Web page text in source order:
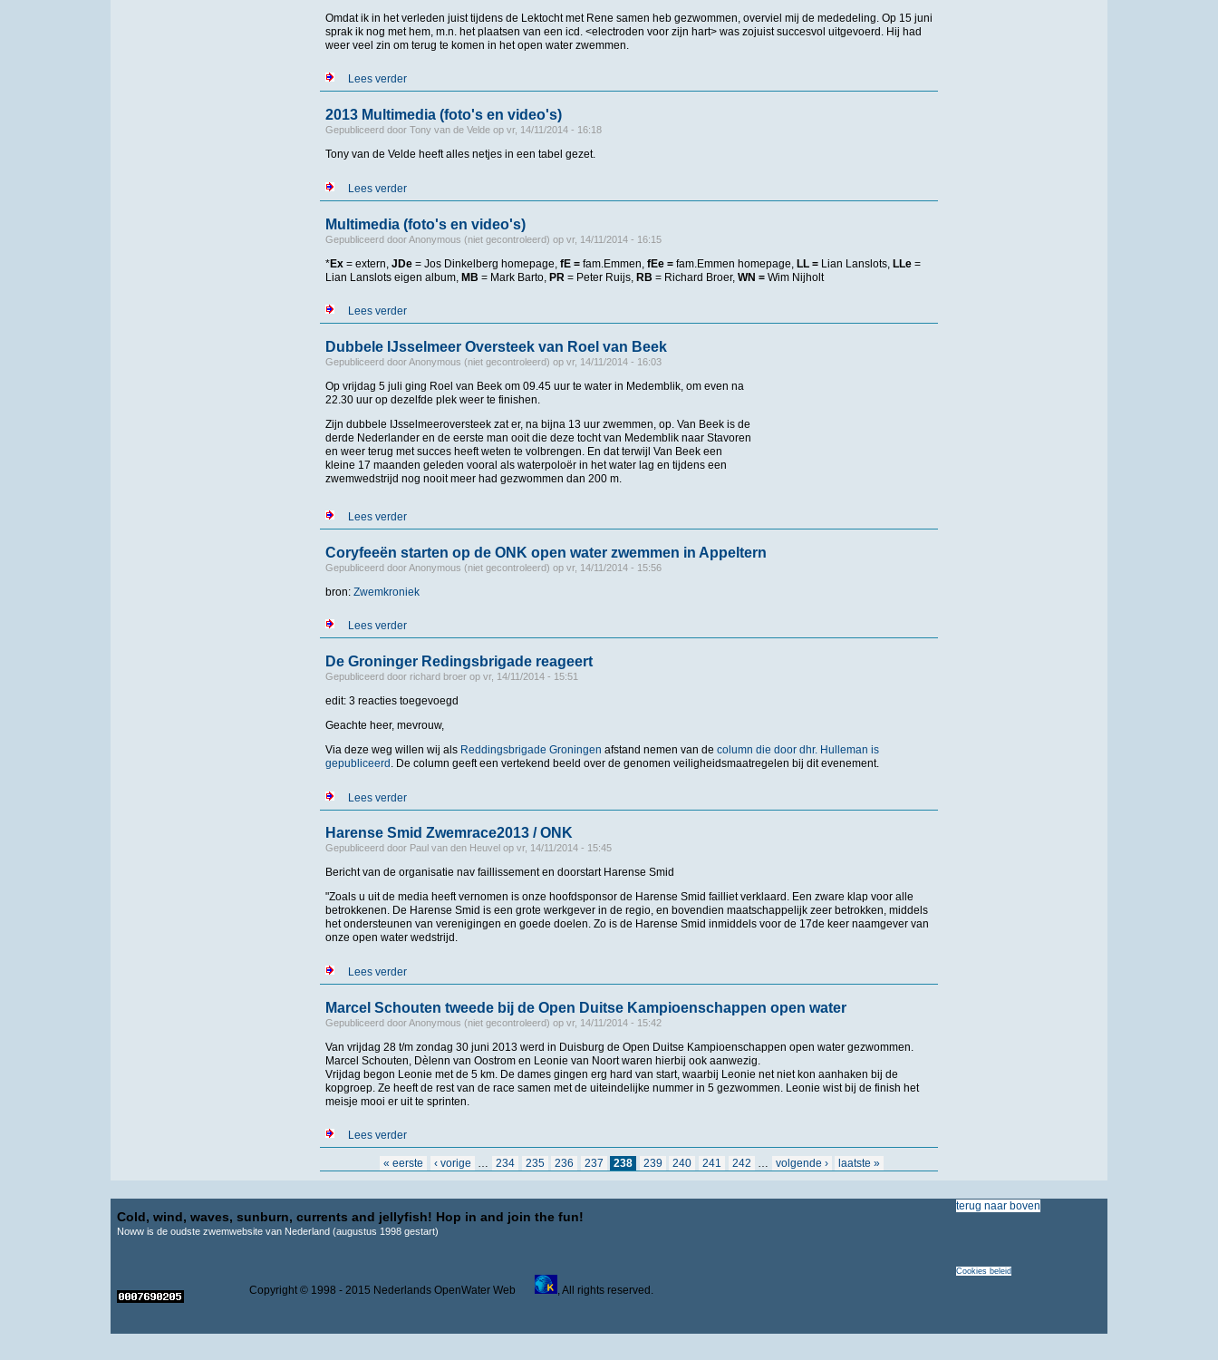
Omdat ik in het verleden juist tijdens de Lektocht met Rene samen heb gezwommen, overviel mij de mededeling. Op 15 juni
sprak ik nog met hem, m.n. het plaatsen van een icd. <electroden voor zijn hart> was zojuist succesvol uitgevoerd. Hij had
weer veel zin om terug te komen in het open water zwemmen.
Lees verderover Overlijden open water zwemmer Rene Groot
2013 Multimedia (foto's en video's)
Gepubliceerd door Tony van de Veldeop vr, 14/11/2014 - 16:18
Tony van de Velde heeft alles netjes in een tabel gezet.
Lees verderover 2013 Multimedia (foto's en video's)
Multimedia (foto's en video's)
Gepubliceerd doorAnonymous (niet gecontroleerd) op vr, 14/11/2014 - 16:15
*Ex = extern, JDe= Jos Dinkelberg homepage, fE = fam.Emmen, fEe = fam.Emmen homepage, LL = Lian Lanslots, LLe=
Lian Lanslots eigen album, MB = Mark Barto, PR = Peter Ruijs, RB = Richard Broer, WN = Wim Nijholt
Lees verderover Multimedia (foto's en video's)
Dubbele IJsselmeer Oversteek van Roel van Beek
Gepubliceerd doorAnonymous (niet gecontroleerd) op vr, 14/11/2014 - 16:03
Op vrijdag 5 juli ging Roel van Beek om 09.45 uur te water in Medemblik, om even na
22.30 uur op dezelfde plek weer te finishen.
Zijn dubbele IJsselmeeroversteek zat er, na bijna 13 uur zwemmen, op. Van Beek is de
derde Nederlander en de eerste man ooit die deze tocht van Medemblik naar Stavoren
en weer terug met succes heeft weten te volbrengen. En dat terwijl Van Beek een
kleine 17 maanden geleden vooral als waterpoloër in het water lag en tijdens een
zwemwedstrijd nog nooit meer had gezwommen dan 200 m.
Lees verderover Dubbele IJsselmeer Oversteek van Roel van Beek
Coryfeeën starten op de ONK open water zwemmen in Appeltern
Gepubliceerd doorAnonymous (niet gecontroleerd) op vr, 14/11/2014 - 15:56
bron: Zwemkroniek
Lees verderover Coryfeeën starten op de ONK open water zwemmen in Appeltern
De Groninger Redingsbrigade reageert
Gepubliceerd door richard broerop vr, 14/11/2014 - 15:51
edit: 3 reacties toegevoegd
Geachte heer, mevrouw,
Via deze weg willen wij als Reddingsbrigade Groningen afstand nemen van de column die door dhr. Hulleman is
gepubliceerd. De column geeft een vertekend beeld over de genomen veiligheidsmaatregelen bij dit evenement.
Lees verderover De Groninger Redingsbrigade reageert
Harense Smid Zwemrace2013 / ONK
Gepubliceerd door Paul van den Heuvel op vr, 14/11/2014 - 15:45
Bericht van de organisatie nav faillissement en doorstart Harense Smid
"Zoals u uit de media heeft vernomen is onze hoofdsponsor de Harense Smid failliet verklaard. Een zware klap voor alle
betrokkenen. De Harense Smid is een grote werkgever in de regio, en bovendien maatschappelijk zeer betrokken, middels
het ondersteunen van verenigingen en goede doelen. Zo is de Harense Smid inmiddels voor de 17de keer naamgever van
onze open water wedstrijd.
Lees verderover Harense Smid Zwemrace2013 / ONK
Marcel Schouten tweede bij de Open Duitse Kampioenschappen open water
Gepubliceerd doorAnonymous (niet gecontroleerd) op vr, 14/11/2014 - 15:42
Van vrijdag 28 t/m zondag 30 juni 2013 werd in Duisburg de Open Duitse Kampioenschappen open water gezwommen.
Marcel Schouten, Dèlenn van Oostrom en Leonie van Noort waren hierbij ook aanwezig.
Vrijdag begon Leonie met de 5 km. De dames gingen erg hard van start, waarbij Leonie net niet kon aanhaken bij de
kopgroep. Ze heeft de rest van de race samen met de uiteindelijke nummer in 5 gezwommen. Leonie wist bij de finish het
meisje mooi er uit te sprinten.
Lees verderover Marcel Schouten tweede bij de Open Duitse Kampioenschappen open water
« eerste ‹ vorige … 234 235 236 237 238 239 240 241 242 … volgende › laatste »
Cold, wind, waves, sunburn, currents and jellyfish! Hop in and join the fun!
Noww is de oudste zwemwebsite van Nederland (augustus 1998 gestart)
terug naar boven
Copyright © 1998 - 2015 Nederlands OpenWater Web , All rights reserved.
Cookies beleid